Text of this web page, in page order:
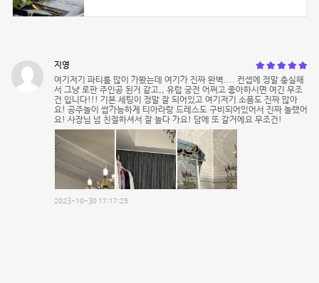
지영
여기저기 파티룸 많이 가봤는데 여기가 진짜 완벽.... 컨셉에 정말 충실해
서 그냥 로판 주인공 된거 같고,, 유럽 궁전 어쩌고 좋아하시면 여긴 무조
건 입니다!!! 기본 세팅이 정말 잘 되어있고 여기저기 소품도 진짜 많아
요! 공주놀이 쌉가능하게 티아라랑 드레스도 구비되어있어서 진짜 놀랬어
요! 사장님 넘 친절하셔서 잘 놀다 가요! 담에 또 갈거에요 무조건!
2023-10-30 17:17:25